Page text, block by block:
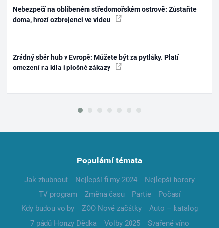
Nebezpečí na oblíbeném středomořském ostrově: Zůstaňte
doma, hrozí ozbrojenci ve videu
Zrádný sběr hub v Evropě: Můžete být za pytláky. Platí
omezení na kila i plošné zákazy
Populární témata
Jak zhubnout Nejlepší filmy 2024
Nejlepší horory
TV program
Změna času Partie
Počasí
Kdy budou volby
ZOO Nové začátky
Auto – katalog
7 pádů Honzy Dědka
Volby 2025
Svařené víno